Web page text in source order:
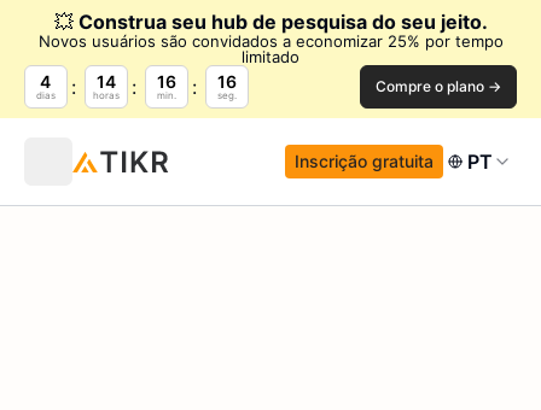
💥 Construa seu hub de pesquisa do seu jeito.
Novos usuários são convidados a economizar 25% por tempo
limitado
4
dias
14
horas
16
min.
15
seg. Compre o plano →
Inscrição gratuita PT